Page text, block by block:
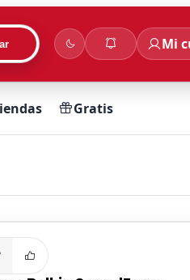
Mi
Gratis